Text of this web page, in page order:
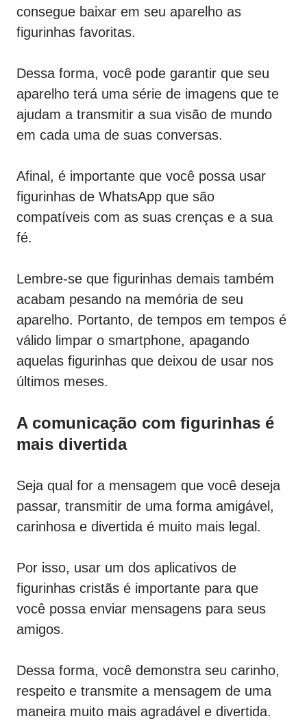
consegue baixar em seu aparelho as
figurinhas favoritas.
Dessa forma, você pode garantir que seu
aparelho terá uma série de imagens que te
ajudam a transmitir a sua visão de mundo
em cada uma de suas conversas.
Afinal, é importante que você possa usar
figurinhas de WhatsApp que são
compatíveis com as suas crenças e a sua
fé.
Lembre-se que figurinhas demais também
acabam pesando na memória de seu
aparelho. Portanto, de tempos em tempos é
válido limpar o smartphone, apagando
aquelas figurinhas que deixou de usar nos
últimos meses.
A comunicação com figurinhas é
mais divertida
Seja qual for a mensagem que você deseja
passar, transmitir de uma forma amigável,
carinhosa e divertida é muito mais legal.
Por isso, usar um dos aplicativos de
figurinhas cristãs é importante para que
você possa enviar mensagens para seus
amigos.
Dessa forma, você demonstra seu carinho,
respeito e transmite a mensagem de uma
maneira muito mais agradável e divertida.